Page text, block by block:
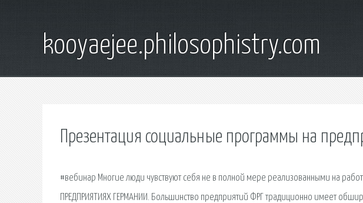
kooyaejee.philosophistry.com
Презентация социальные программы на
#вебинар Многие люди чувствуют себя не в полной мере реализованными на
ПРЕДПРИЯТИЯХ ГЕРМАНИИ. Большинство предприятий ФРГ традиционно имеет